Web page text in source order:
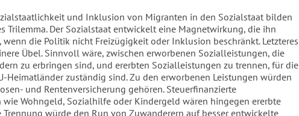
und Inklusion von Migranten in den Sozialstaat bilden
Trilemma. Der Sozialstaat entwickelt eine Magnetwirkung, die ihn
wenn die Politik nicht Freizügigkeit oder Inklusion beschränkt. Letzteres
Übel. Sinnvoll wäre, zwischen erworbenen Sozialleistungen, die
zu erbringen sind, und ererbten Sozialleistungen zu trennen, für die
Heimatländer zuständig sind. Zu den erworbenen Leistungen würden
und Rentenversicherung gehören. Steuerfinanzierte
Wohngeld, Sozialhilfe oder Kindergeld wären hingegen ererbte
Trennung würde den Run von Zuwanderern auf besser entwickelte